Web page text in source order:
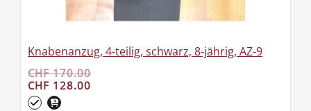
Knabenanzug, 4-teilig, schwarz, 8-jährig, AZ-9
CHF 170.00
CHF 128.00